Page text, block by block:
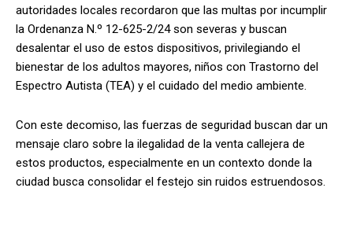
autoridades locales recordaron que las multas por incumplir
la Ordenanza N.º 12-625-2/24 son severas y buscan
desalentar el uso de estos dispositivos, privilegiando el
bienestar de los adultos mayores, niños con Trastorno del
Espectro Autista (TEA) y el cuidado del medio ambiente.
Con este decomiso, las fuerzas de seguridad buscan dar un
mensaje claro sobre la ilegalidad de la venta callejera de
estos productos, especialmente en un contexto donde la
ciudad busca consolidar el festejo sin ruidos estruendosos.